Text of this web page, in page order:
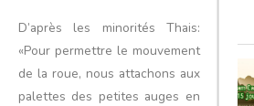
D’après les minorités Thais:
«Pour permettre le mouvement
de la roue, nous attachons aux
palettes des petites auges en